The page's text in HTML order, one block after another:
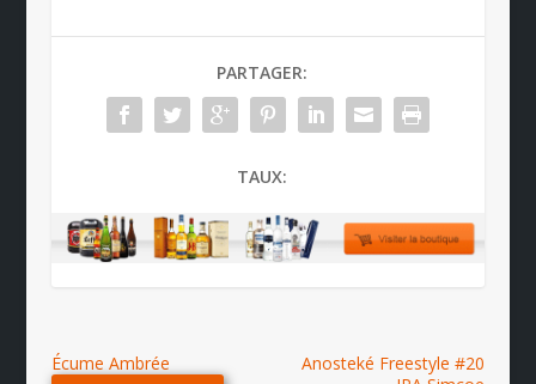
PARTAGER:
TAUX:
Écume Ambrée
Anosteké Freestyle #20